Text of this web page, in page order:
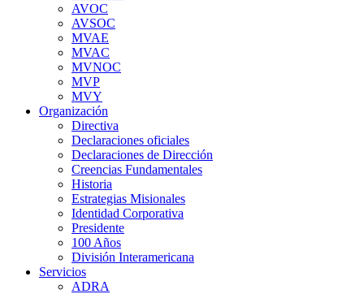
AVOC
AVSOC
MVAE
MVAC
MVNOC
MVP
MVY
Organización
Directiva
Declaraciones oficiales
Declaraciones de Dirección
Creencias Fundamentales
Historia
Estrategias Misionales
Identidad Corporativa
Presidente
100 Años
División Interamericana
Servicios
ADRA